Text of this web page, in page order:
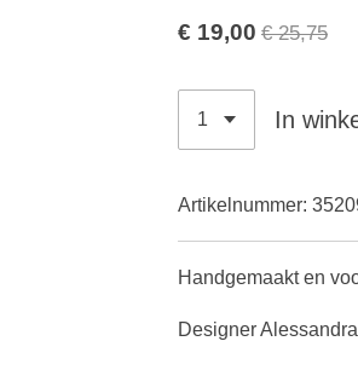
€ 19,00 € 25,75
In
Artikelnummer:
Handgemaakt en
Designer